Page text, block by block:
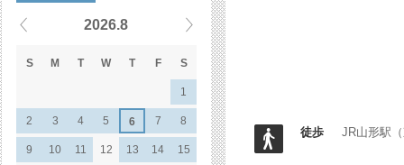
2026.8
S M T W T F S
1
2 3 4 5 6 7 8
9 10 11 12 13 14 15
徒歩 JR山形駅